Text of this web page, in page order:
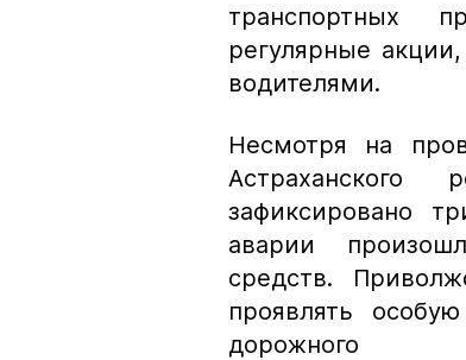
транспортных
регулярные
водителями.
Несмотря на
Астраханского
зафиксировано
аварии
средств.
проявлять
дорожного